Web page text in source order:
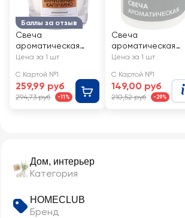
Дом, интерьер
Категория
HOMECLUB
Бренд
Баллы за отзыв
Свеча
ароматическая
HOMECLUB
капучино, в стакане
с крышкой,
деревянный фитиль
Цена за 1 шт
С Картой №1
259,99 руб
294,73 руб -11%
Свеча
ароматическая
HOMECLUB Ваниль,
Цена за 1 шт
С Картой №1
149,00 руб
210,52 руб -29%